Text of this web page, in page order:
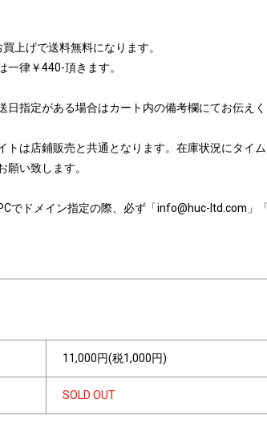
上げで送料無料になります。
一律￥440-頂きます。
指定がある場合はカート内の備考欄にてお伝えく
トは店鋪販売と共通となります。在庫状況にタイ
い致します。
でドメイン指定の際、必ず「info@huc-ltd.com」
11,000円(税1,000円)
SOLD OUT